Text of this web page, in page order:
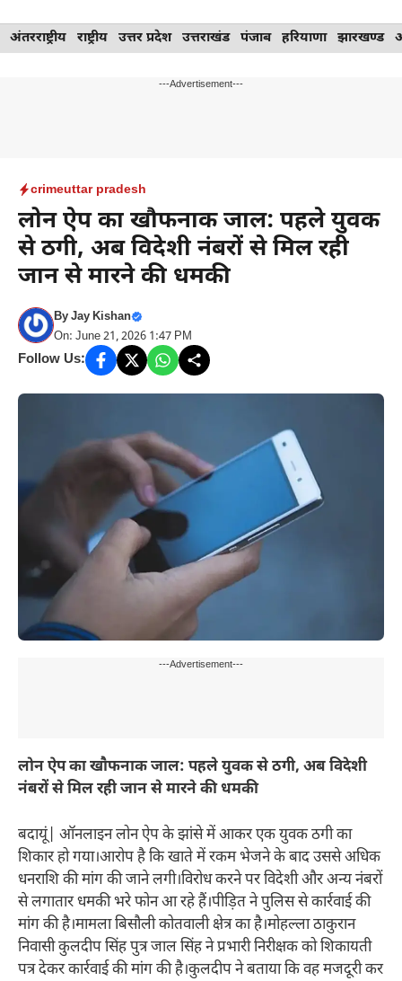
Skip
to
अंतरराष्ट्रीय राष्ट्रीय उत्तर प्रदेश उत्तराखंड पंजाब हरियाणा झारखण्ड
---Advertisement---
crimeuttar pradesh
लोन ऐप का खौफनाक जाल: पहले युवक
से ठगी, अब विदेशी नंबरों से मिल रही
जान से मारने की धमकी
ByJay Kishan
On: June 21, 2026 1:47 PM
Follow Us:
---Advertisement---
लोन ऐप का खौफनाक जाल: पहले युवक से ठगी, अब विदेशी
नंबरों से मिल रही जान से मारने की धमकी
बदायूं| ऑनलाइन लोन ऐप के झांसे में आकर एक युवक ठगी का
शिकार हो गया।आरोप है कि खाते में रकम भेजने के बाद उससे अधिक
धनराशि की मांग की जाने लगी।विरोध करने पर विदेशी और अन्य नंबरों
से लगातार धमकी भरे फोन आ रहे हैं।पीड़ित ने पुलिस से कार्रवाई की
मांग की है।मामला बिसौली कोतवाली क्षेत्र का है।मोहल्ला ठाकुरान
निवासी कुलदीप सिंह पुत्र जाल सिंह ने प्रभारी निरीक्षक को शिकायती
पत्र देकर कार्रवाई की मांग की है।कुलदीप ने बताया कि वह मजदूरी कर